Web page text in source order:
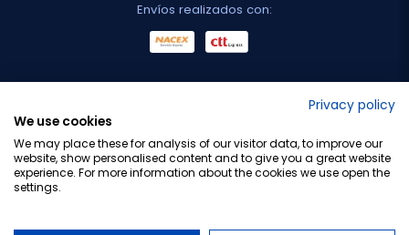
Envíos realizados con:
Privacy policy
We use cookies
We may place these for analysis of our visitor data, to improve our
website, show personalised content and to give you a great website
experience. For more information about the cookies we use open the
settings.